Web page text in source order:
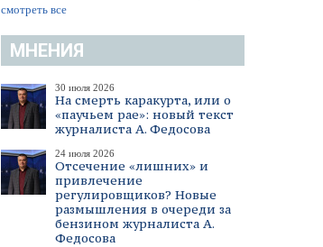
смотреть все
МНЕНИЯ
30 июля 2026
На смерть каракурта, или о
«паучьем рае»: новый текст
журналиста А. Федосова
24 июля 2026
Отсечение «лишних» и
привлечение
регулировщиков? Новые
размышления в очереди за
бензином журналиста А.
Федосова